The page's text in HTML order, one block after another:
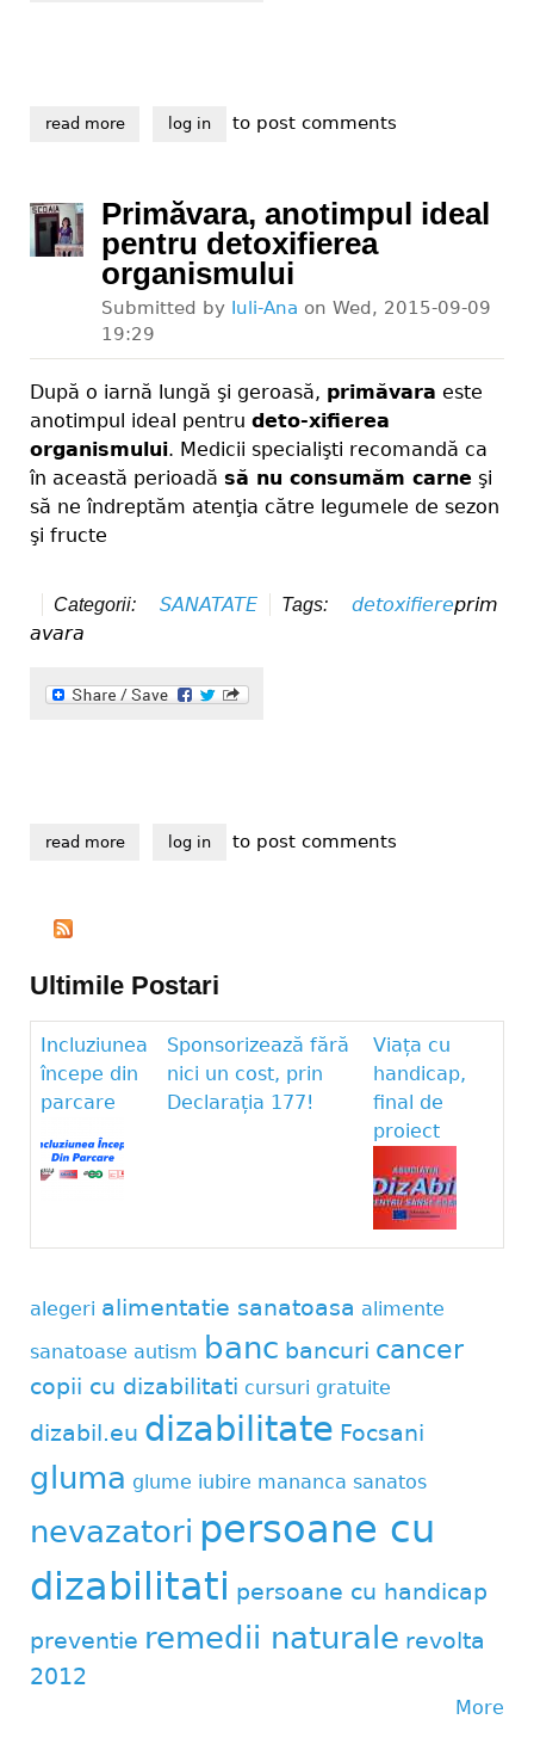
read moreabout lista alimentelor recomandate primavara
log in to post comments
Primăvara, anotimpul ideal
pentru detoxifierea
organismului
Submitted by Iuli-Ana on Wed, 2015-09-09
19:29
După o iarnă lungă şi geroasă, primăvara este
anotimpul ideal pentru deto-xifierea
organismului. Medicii specialişti recomandă ca
în această perioadă să nu consumăm carne şi
să ne îndreptăm atenţia către legumele de sezon
şi fructe
Categorii: SANATATE Tags: detoxifiereprim
avara
read moreabout primăvara, anotimpul ideal pentru
log in to post comments
Ultimile Postari
Incluziunea
începe din
parcare
Sponsorizează fără
nici un cost, prin
Declarația 177!
Viața cu
handicap,
final de
proiect
alegeri alimentatie sanatoasa alimente
sanatoase autism banc bancuri cancer
copii cu dizabilitati cursuri gratuite
dizabil.eu dizabilitate Focsani
gluma glume iubire mananca sanatos
nevazatori persoane cu
dizabilitati persoane cu handicap
preventie remedii naturale revolta
2012
More